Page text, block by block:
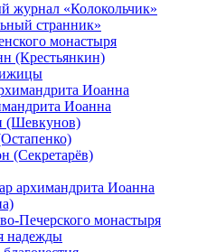
журнал «Колокольчик»
странник»
монастыря
(Крестьянкин)
Иоанна
Иоанна
(Шевкунов)
(Секретарёв)
архимандрита Иоанна
Печерского монастыря
надежды